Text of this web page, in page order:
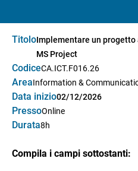
TitoloImplementare un
MS Project
CodiceCA.ICT.F016.26
AreaInformation &
Data inizio02/12/2026
PressoOnline
Durata8h
Compila i campi sottostanti: